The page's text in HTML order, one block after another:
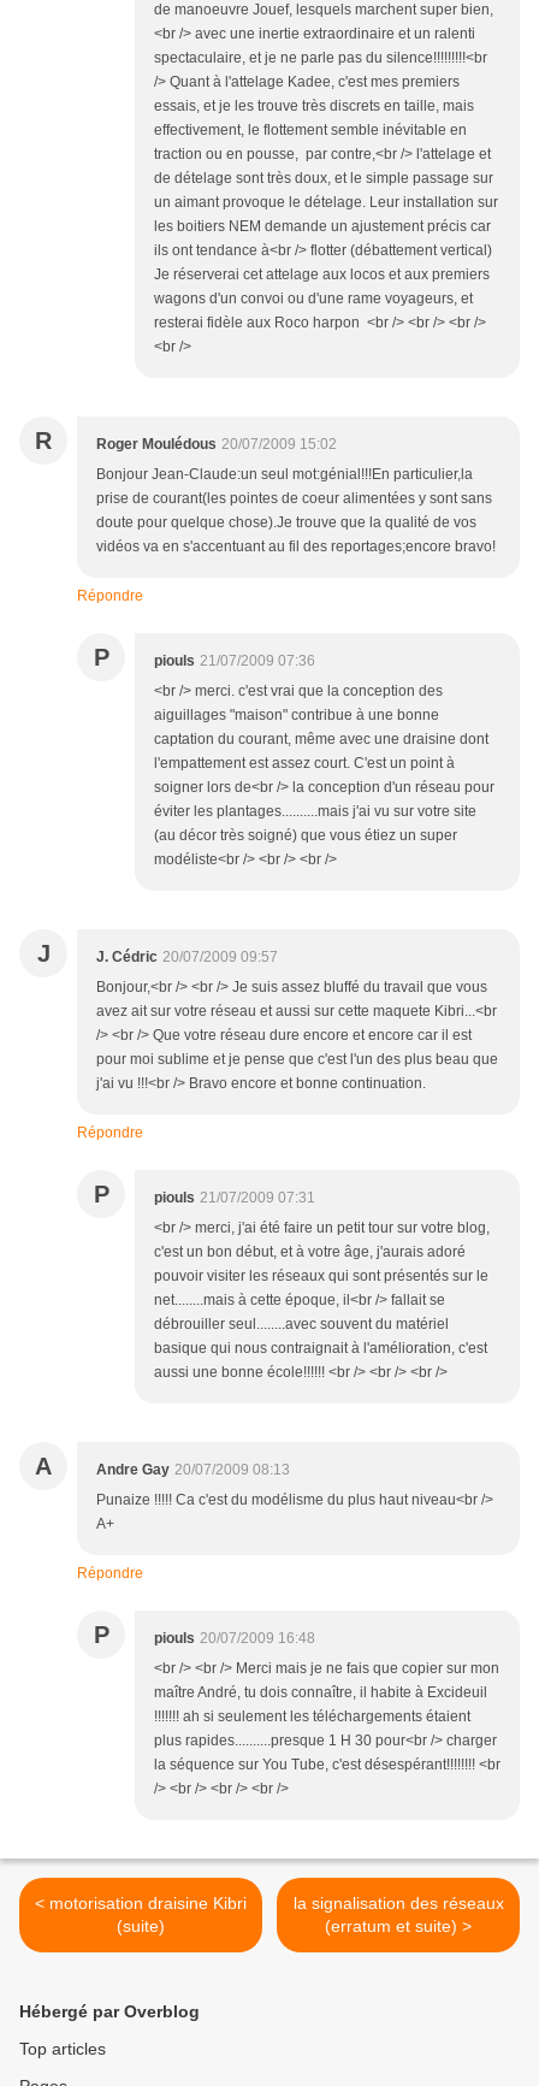
de manoeuvre Jouef, lesquels marchent super bien,
<br /> avec une inertie extraordinaire et un ralenti
spectaculaire, et je ne parle pas du silence!!!!!!!!!<br
/> Quant à l'attelage Kadee, c'est mes premiers
essais, et je les trouve très discrets en taille, mais
effectivement, le flottement semble inévitable en
traction ou en pousse, par contre,<br /> l'attelage et
de dételage sont très doux, et le simple passage sur
un aimant provoque le dételage. Leur installation sur
les boitiers NEM demande un ajustement précis car
ils ont tendance à<br /> flotter (débattement vertical)
Je réserverai cet attelage aux locos et aux premiers
wagons d'un convoi ou d'une rame voyageurs, et
resterai fidèle aux Roco harpon <br /> <br /> <br />
<br />
R Roger Moulédous 20/07/2009 15:02
Bonjour Jean-Claude:un seul mot:génial!!!En particulier,la
prise de courant(les pointes de coeur alimentées y sont sans
doute pour quelque chose).Je trouve que la qualité de vos
vidéos va en s'accentuant au fil des reportages;encore bravo!
Répondre
P piouls 21/07/2009 07:36
<br /> merci. c'est vrai que la conception des
aiguillages "maison" contribue à une bonne
captation du courant, même avec une draisine dont
l'empattement est assez court. C'est un point à
soigner lors de<br /> la conception d'un réseau pour
éviter les plantages..........mais j'ai vu sur votre site
(au décor très soigné) que vous étiez un super
modéliste<br /> <br /> <br />
J J. Cédric 20/07/2009 09:57
Bonjour,<br /> <br /> Je suis assez bluffé du travail que vous
avez ait sur votre réseau et aussi sur cette maquete Kibri...<br
/> <br /> Que votre réseau dure encore et encore car il est
pour moi sublime et je pense que c'est l'un des plus beau que
j'ai vu !!!<br /> Bravo encore et bonne continuation.
Répondre
P piouls 21/07/2009 07:31
<br /> merci, j'ai été faire un petit tour sur votre blog,
c'est un bon début, et à votre âge, j'aurais adoré
pouvoir visiter les réseaux qui sont présentés sur le
net........mais à cette époque, il<br /> fallait se
débrouiller seul........avec souvent du matériel
basique qui nous contraignait à l'amélioration, c'est
aussi une bonne école!!!!!! <br /> <br /> <br />
A Andre Gay 20/07/2009 08:13
Punaize !!!!! Ca c'est du modélisme du plus haut niveau<br />
A+
Répondre
P piouls 20/07/2009 16:48
<br /> <br /> Merci mais je ne fais que copier sur mon
maître André, tu dois connaître, il habite à Excideuil
!!!!!!! ah si seulement les téléchargements étaient
plus rapides..........presque 1 H 30 pour<br /> charger
la séquence sur You Tube, c'est désespérant!!!!!!!! <br
/> <br /> <br /> <br />
< motorisation draisine Kibri
(suite)
la signalisation des réseaux
(erratum et suite) >
Hébergé par Overblog
Top articles